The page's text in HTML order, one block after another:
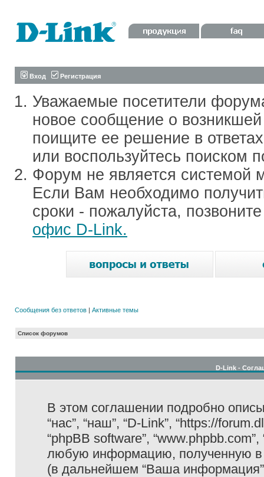
Вход Регистрация
Уважаемые посетители
новое сообщение о
поищите ее решение в
или воспользуйтесь поиском
Форум не является системой
Если Вам необходимо
сроки - пожалуйста,
офис D-Link.
Сообщения без ответов | Активные темы
Список форумов
D-Link -
В этом соглашении подробно
“нас”, “наш”, “D-Link”, “https://
“phpBB software”,
любую информацию, полученную в
(в дальнейшем “Ваша